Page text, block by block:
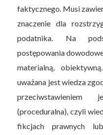
faktycznego. Musi
znaczenie dla
podatnika. Na
postępowania
materialną,
uważana jest wiedza
(proceduralna), czyli
fikcjach prawnych